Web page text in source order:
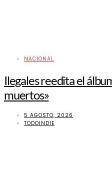
NACIONAL
Ilegales reedita el
muertos»
5 AGOSTO, 2026
TODOINDIE